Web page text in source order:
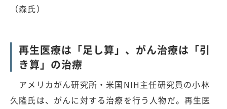
（森氏）
再生医療は「足し算」、がん治療は「引
き算」の治療
アメリカがん研究所・米国NIH主任研究員の小林
久隆氏は、がんに対する治療を行う人物だ。再生医